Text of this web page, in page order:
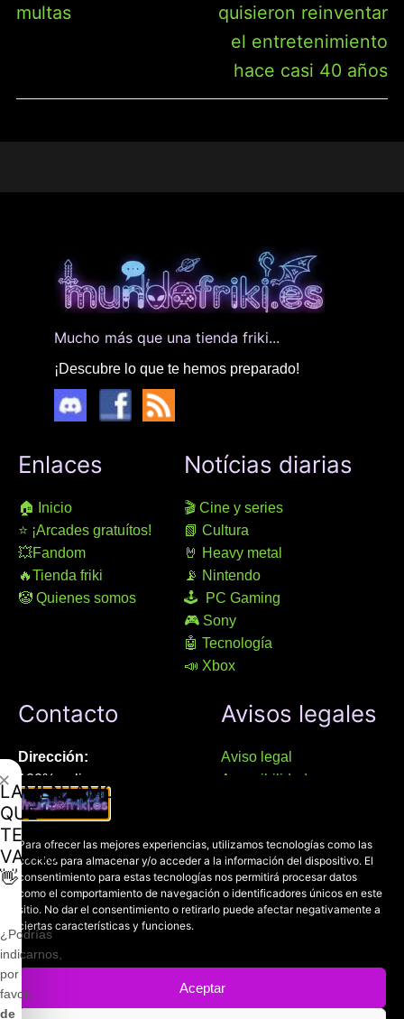
Para ofrecer las mejores experiencias, utilizamos tecnologías como las
cookies para almacenar y/o acceder a la información del dispositivo. El
consentimiento para estas tecnologías nos permitirá procesar datos
como el comportamiento de navegación o identificadores únicos en este
sitio. No dar el consentimiento o retirarlo puede afectar negativamente a
ciertas características y funciones.
Aceptar
multas
quisieron reinventar
el entretenimiento
hace casi 40 años
Mucho más que una tienda friki...
¡Descubre lo que te hemos preparado!
Enlaces
🏠 Inicio
⭐ ¡Arcades gratuítos!
💥Fandom
🔥Tienda friki
🤡 Quienes somos
Notícias diarias
🎬 Cine y series
📗 Cultura
🤘 Heavy metal
📡 Nintendo
🕹 PC Gaming
🎮 Sony
🤖 Tecnología
📣 Xbox
Contacto
Dirección:
100% online
Manresa (08241), Barcelona
Chat Whatsapp (solo texto):
+34 689 800 662
Correo:
contacto@mundofriki.es
Avisos legales
Aviso legal
Accesibilidad
Política de privacidad
LAMENTAMOS
QUE
TE
VAYAS
👋
¿Podrías
indicarnos,
por
favor,
de